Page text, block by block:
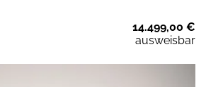
14.499,00 €
ausweisbar